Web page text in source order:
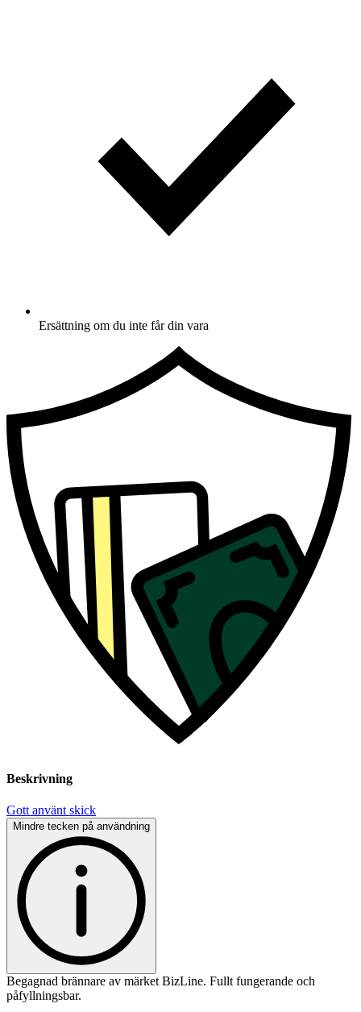
Ersättning om du inte får din vara
Beskrivning
Gott använt skick
Mindre tecken på användning
Begagnad brännare av märket BizLine. Fullt fungerande och
påfyllningsbar.